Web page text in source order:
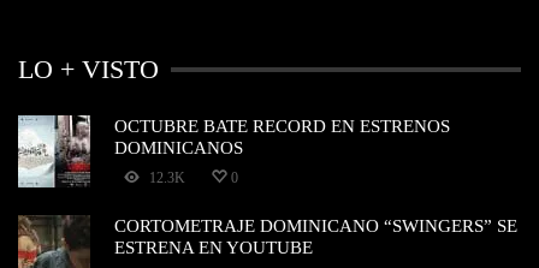
LO + VISTO
OCTUBRE BATE RECORD EN ESTRENOS
DOMINICANOS
12.3K 0
CORTOMETRAJE DOMINICANO “SWINGERS” SE
ESTRENA EN YOUTUBE